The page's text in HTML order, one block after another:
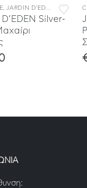
,ΣΥΛΛΟΓΕΣ
, JARDIN D'EDEN
Silver-